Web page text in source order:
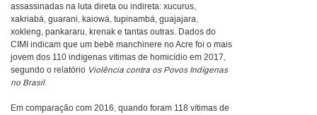
assassinadas na luta direta ou indireta: xucurus,
xakriabá, guarani, kaiowá, tupinambá, guajajara,
xokleng, pankararu, krenak e tantas outras. Dados do
CIMI indicam que um bebê manchinere no Acre foi o mais
jovem dos 110 indígenas vítimas de homicídio em 2017,
segundo o relatório Violência contra os Povos Indígenas
no Brasil.
Em comparação com 2016, quando foram 118 vítimas de